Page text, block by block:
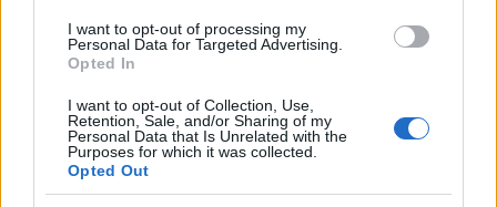
I want to opt-out of processing my
Personal Data for Targeted Advertising.
Opted In
I want to opt-out of Collection, Use,
Retention, Sale, and/or Sharing of my
Personal Data that Is Unrelated with the
Purposes for which it was collected.
Opted Out
O poprawnościi/lub
Napatrzyć sięczynapatrzeć się,napatrzył się